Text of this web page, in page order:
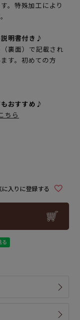
。特殊加工により
明書付き♪
裏面）で記載され
す。初めての方
おすすめ♪
ちら
に入りに登録する